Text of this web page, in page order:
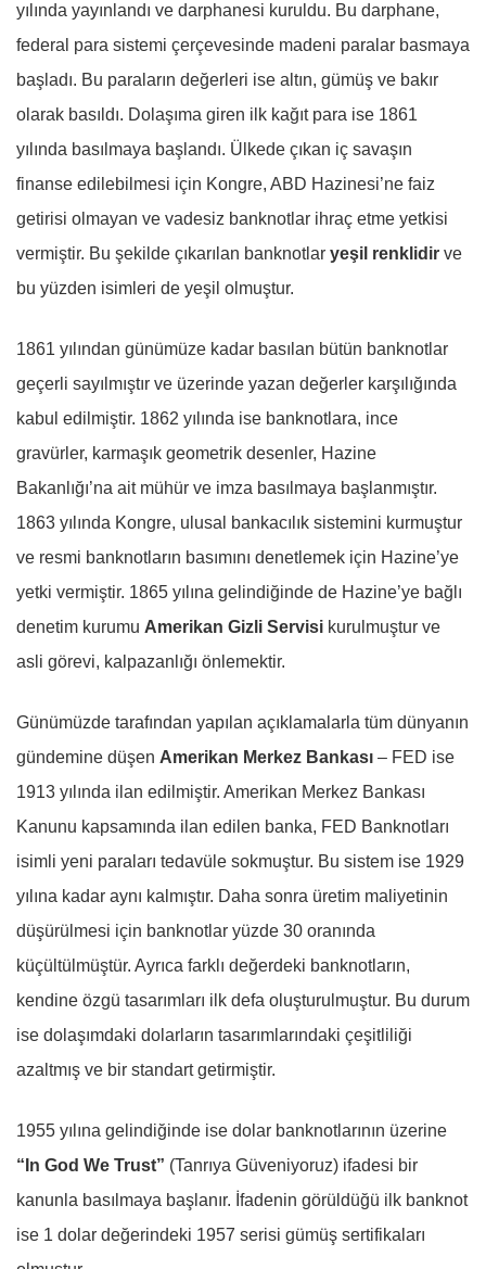
yılında yayınlandı ve darphanesi kuruldu. Bu darphane,
federal para sistemi çerçevesinde madeni paralar basmaya
başladı. Bu paraların değerleri ise altın, gümüş ve bakır
olarak basıldı. Dolaşıma giren ilk kağıt para ise 1861
yılında basılmaya başlandı. Ülkede çıkan iç savaşın
finanse edilebilmesi için Kongre, ABD Hazinesi’ne faiz
getirisi olmayan ve vadesiz banknotlar ihraç etme yetkisi
vermiştir. Bu şekilde çıkarılan banknotlar yeşil renklidir ve
bu yüzden isimleri de yeşil olmuştur.
1861 yılından günümüze kadar basılan bütün banknotlar
geçerli sayılmıştır ve üzerinde yazan değerler karşılığında
kabul edilmiştir. 1862 yılında ise banknotlara, ince
gravürler, karmaşık geometrik desenler, Hazine
Bakanlığı’na ait mühür ve imza basılmaya başlanmıştır.
1863 yılında Kongre, ulusal bankacılık sistemini kurmuştur
ve resmi banknotların basımını denetlemek için Hazine’ye
yetki vermiştir. 1865 yılına gelindiğinde de Hazine’ye bağlı
denetim kurumu Amerikan Gizli Servisi kurulmuştur ve
asli görevi, kalpazanlığı önlemektir.
Günümüzde tarafından yapılan açıklamalarla tüm dünyanın
gündemine düşen Amerikan Merkez Bankası – FED ise
1913 yılında ilan edilmiştir. Amerikan Merkez Bankası
Kanunu kapsamında ilan edilen banka, FED Banknotları
isimli yeni paraları tedavüle sokmuştur. Bu sistem ise 1929
yılına kadar aynı kalmıştır. Daha sonra üretim maliyetinin
düşürülmesi için banknotlar yüzde 30 oranında
küçültülmüştür. Ayrıca farklı değerdeki banknotların,
kendine özgü tasarımları ilk defa oluşturulmuştur. Bu durum
ise dolaşımdaki dolarların tasarımlarındaki çeşitliliği
azaltmış ve bir standart getirmiştir.
1955 yılına gelindiğinde ise dolar banknotlarının üzerine
“In God We Trust” (Tanrıya Güveniyoruz) ifadesi bir
kanunla basılmaya başlanır. İfadenin görüldüğü ilk banknot
ise 1 dolar değerindeki 1957 serisi gümüş sertifikaları